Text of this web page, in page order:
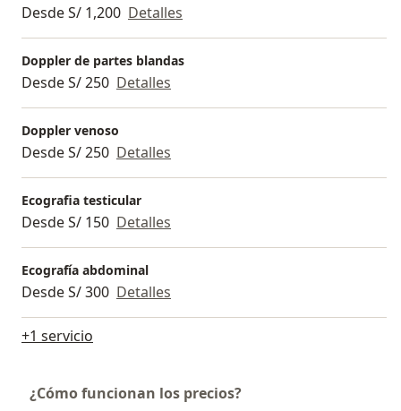
Desde S/ 1,200 Detalles
Doppler de partes blandas
Desde S/ 250 Detalles
Doppler venoso
Desde S/ 250 Detalles
Ecografia testicular
Desde S/ 150 Detalles
Ecografía abdominal
Desde S/ 300 Detalles
+1 servicio
¿Cómo funcionan los precios?